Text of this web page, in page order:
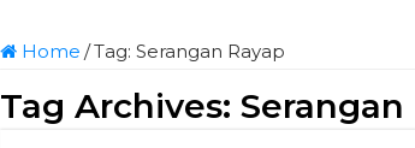
Home /Tag: Serangan Rayap
Tag Archives: Serangan